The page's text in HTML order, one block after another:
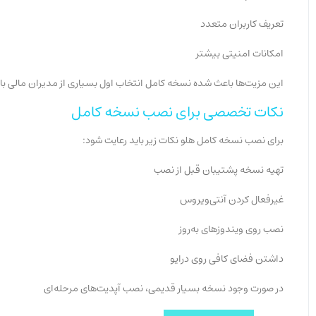
تعریف کاربران متعدد
امکانات امنیتی بیشتر
این مزیت‌ها باعث شده نسخه کامل انتخاب اول بسیاری از مدیران مالی
نکات تخصصی برای نصب نسخه کامل
برای نصب نسخه کامل هلو نکات زیر باید رعایت شود:
تهیه نسخه پشتیبان قبل از نصب
غیرفعال کردن آنتی‌ویروس
نصب روی ویندوزهای به‌روز
داشتن فضای کافی روی درایو
در صورت وجود نسخه بسیار قدیمی، نصب آپدیت‌های مرحله‌ای